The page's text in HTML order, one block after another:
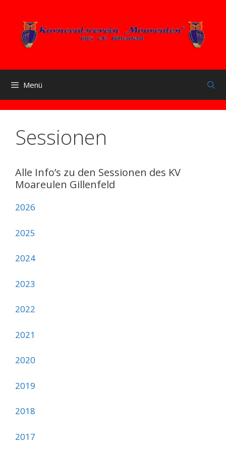
springen
Menü
Sessionen
Alle Info’s zu den Sessionen des KV
Moareulen Gillenfeld
2026
2025
2024
2023
2022
2021
2020
2019
2018
2017